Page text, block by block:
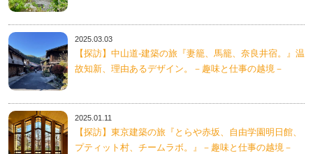
2025.03.03
【探訪】中山道-建築の旅『妻籠、馬籠、奈良井宿。』温
故知新、理由あるデザイン。－趣味と仕事の越境－
2025.01.11
【探訪】東京建築の旅『とらや赤坂、自由学園明日館、
プティット村、チームラボ。』－趣味と仕事の越境－